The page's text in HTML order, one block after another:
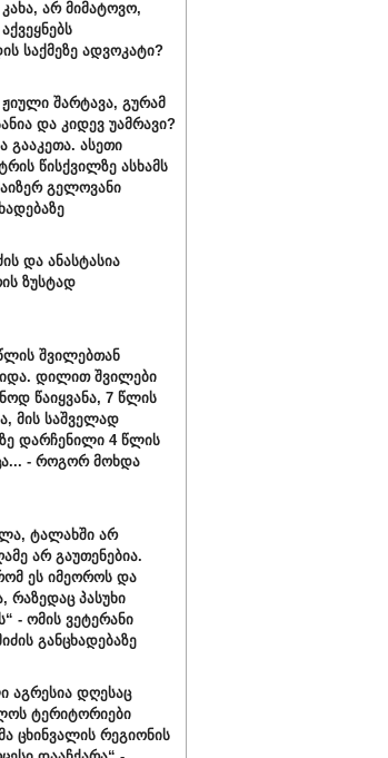
არ მიმატოვო,
საქმეზე ადვოკატი?
შარტავა, გურამ
და კიდევ უამრავი?
გააკეთა. ასეთი
წისქვილზე ასხამს
გელოვანი
და ანასტასია
ზუსტად
შვილებთან
დილით შვილები
წაიყვანა, 7 წლის
მის საშველად
დარჩენილი 4 წლის
- როგორ მოხდა
ტალახში არ
არ გაუთენებია.
ეს იმეოროს და
რაზედაც პასუხი
- ომის ვეტერანი
განცხადებაზე
აგრესია დღესაც
ტერიტორიები
ცხინვალის რეგიონის